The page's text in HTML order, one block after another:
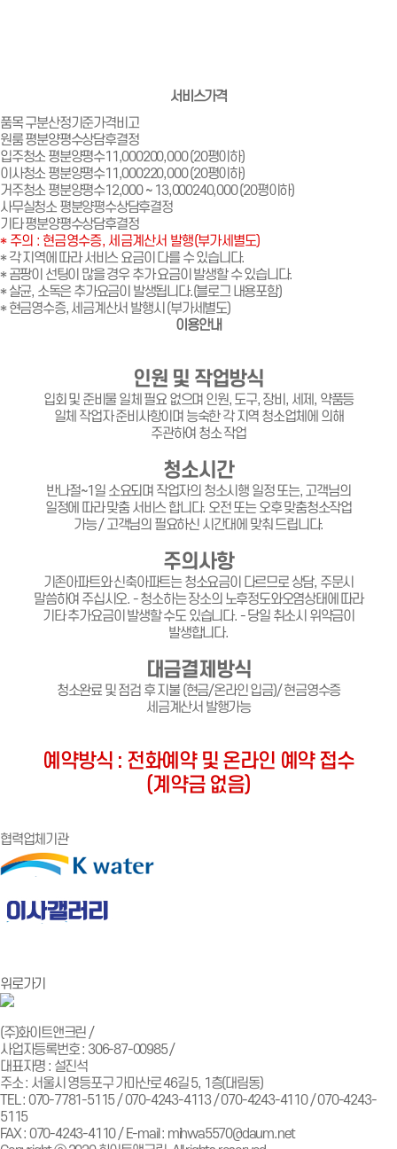
서비스가격
품목구분산정기준가격비고
원룸평분양평수상담후결정
입주청소 평분양평수11,000200,000 (20평이하)
이사청소 평분양평수11,000220,000 (20평이하)
거주청소 평분양평수12,000 ~ 13,000240,000 (20평이하)
사무실청소 평분양평수상담후결정
기타평분양평수상담후결정
* 주의 : 현금영수증, 세금계산서 발행(부가세별도)
* 각 지역에 따라 서비스 요금이 다를 수 있습니다.
* 곰팡이 선팅이 많을 경우 추가 요금이 발생할 수 있습니다.
* 살균, 소독은 추가요금이 발생됩니다.(블로그 내용포함)
* 현금영수증, 세금계산서 발행시 (부가세별도)
이용안내
인원 및 작업방식
입회 및 준비물 일체 필요 없으며 인원, 도구, 장비, 세제, 약품등
일체 작업자 준비사항이며 능숙한 각 지역 청소업체에 의해
주관하여 청소 작업
청소시간
반나절~1일 소요되며 작업자의 청소시행 일정 또는, 고객님의
일정에 따라 맞춤 서비스 합니다. 오전 또는 오후 맞춤청소작업
가능 / 고객님의 필요하신 시간대에 맞춰 드립니다.
주의사항
기존아파트와 신축아파트는 청소요금이 다르므로 상담, 주문시
말씀하여 주십시오. - 청소하는 장소의 노후정도와오염상태에 따라
기타 추가요금이 발생할 수도 있습니다. - 당일 취소시 위약금이
발생합니다.
대금결제방식
청소완료 및 점검 후 지불 (현금/온라인 입금)/ 현금영수증
세금계산서 발행가능
예약방식 : 전화예약 및 온라인 예약 접수
(계약금 없음)
협력업체기관
위로가기
(주)화이트앤크린 /
사업자등록번호 : 306-87-00985 /
대표자명 : 설진석
주소 : 서울시 영등포구 가마산로 46길 5, 1층(대림동)
TEL : 070-7781-5115 / 070-4243-4113 / 070-4243-4110 / 070-4243-
5115
FAX : 070-4243-4110 / E-mail : mihwa5570@daum.net